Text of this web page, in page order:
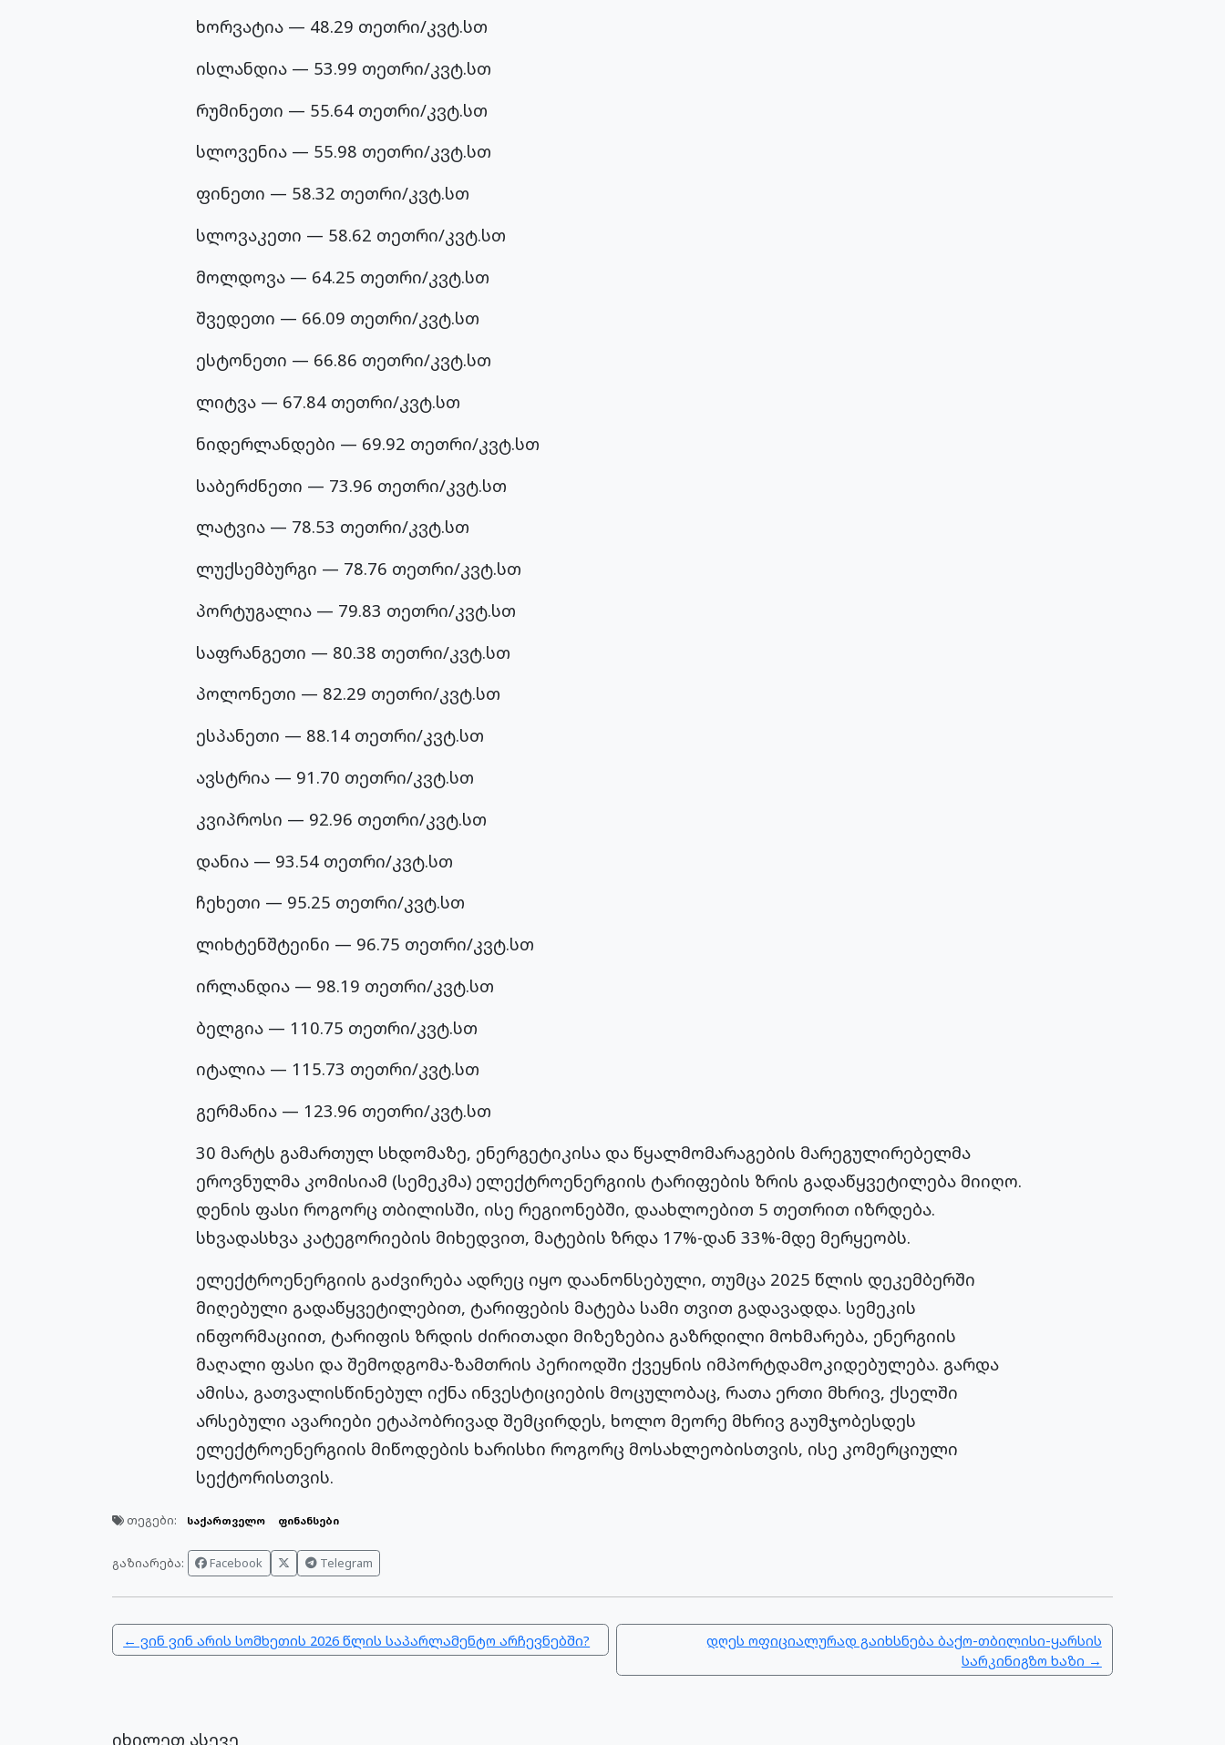
ხორვატია — 48.29 თეთრი/კვტ.სთ
ისლანდია — 53.99 თეთრი/კვტ.სთ
რუმინეთი — 55.64 თეთრი/კვტ.სთ
სლოვენია — 55.98 თეთრი/კვტ.სთ
ფინეთი — 58.32 თეთრი/კვტ.სთ
სლოვაკეთი — 58.62 თეთრი/კვტ.სთ
მოლდოვა — 64.25 თეთრი/კვტ.სთ
შვედეთი — 66.09 თეთრი/კვტ.სთ
ესტონეთი — 66.86 თეთრი/კვტ.სთ
ლიტვა — 67.84 თეთრი/კვტ.სთ
ნიდერლანდები — 69.92 თეთრი/კვტ.სთ
საბერძნეთი — 73.96 თეთრი/კვტ.სთ
ლატვია — 78.53 თეთრი/კვტ.სთ
ლუქსემბურგი — 78.76 თეთრი/კვტ.სთ
პორტუგალია — 79.83 თეთრი/კვტ.სთ
საფრანგეთი — 80.38 თეთრი/კვტ.სთ
პოლონეთი — 82.29 თეთრი/კვტ.სთ
ესპანეთი — 88.14 თეთრი/კვტ.სთ
ავსტრია — 91.70 თეთრი/კვტ.სთ
კვიპროსი — 92.96 თეთრი/კვტ.სთ
დანია — 93.54 თეთრი/კვტ.სთ
ჩეხეთი — 95.25 თეთრი/კვტ.სთ
ლიხტენშტეინი — 96.75 თეთრი/კვტ.სთ
ირლანდია — 98.19 თეთრი/კვტ.სთ
ბელგია — 110.75 თეთრი/კვტ.სთ
იტალია — 115.73 თეთრი/კვტ.სთ
გერმანია — 123.96 თეთრი/კვტ.სთ
30 მარტს გამართულ სხდომაზე, ენერგეტიკისა და წყალმომარაგების მარეგულირებელმა
ეროვნულმა კომისიამ (სემეკმა) ელექტროენერგიის ტარიფების ზრის გადაწყვეტილება მიიღო.
დენის ფასი როგორც თბილისში, ისე რეგიონებში, დაახლოებით 5 თეთრით იზრდება.
სხვადასხვა კატეგორიების მიხედვით, მატების ზრდა 17%-დან 33%-მდე მერყეობს.
ელექტროენერგიის გაძვირება ადრეც იყო დაანონსებული, თუმცა 2025 წლის დეკემბერში
მიღებული გადაწყვეტილებით, ტარიფების მატება სამი თვით გადავადდა. სემეკის
ინფორმაციით, ტარიფის ზრდის ძირითადი მიზეზებია გაზრდილი მოხმარება, ენერგიის
მაღალი ფასი და შემოდგომა-ზამთრის პერიოდში ქვეყნის იმპორტდამოკიდებულება. გარდა
ამისა, გათვალისწინებულ იქნა ინვესტიციების მოცულობაც, რათა ერთი მხრივ, ქსელში
არსებული ავარიები ეტაპობრივად შემცირდეს, ხოლო მეორე მხრივ გაუმჯობესდეს
ელექტროენერგიის მიწოდების ხარისხი როგორც მოსახლეობისთვის, ისე კომერციული
სექტორისთვის.
თეგები: საქართველო ფინანსები
გაზიარება: Facebook Telegram
← ვინ ვინ არის სომხეთის 2026 წლის საპარლამენტო არჩევნებში?
დღეს ოფიციალურად გაიხსნება ბაქო-თბილისი-ყარსის
სარკინიგზო ხაზი →
იხილეთ ასევე